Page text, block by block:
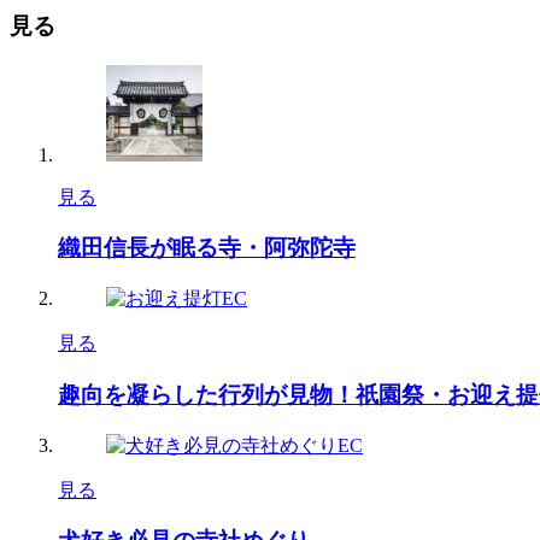
見る
見る
織田信長が眠る寺・阿弥陀寺
見る
趣向を凝らした行列が見物！祇園祭・お迎え
見る